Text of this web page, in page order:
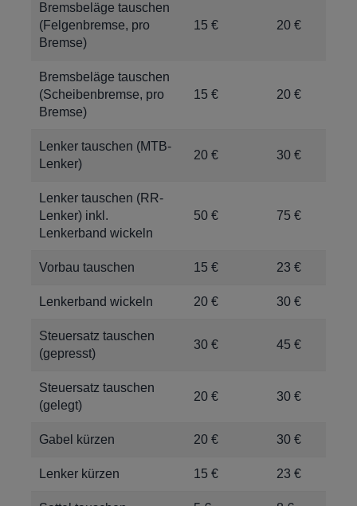
Bremsbeläge tauschen
(Felgenbremse, pro
Bremse)
15 € 20 €
Bremsbeläge tauschen
(Scheibenbremse, pro
Bremse)
15 € 20 €
Lenker tauschen (MTB-
Lenker)
20 € 30 €
Lenker tauschen (RR-
Lenker) inkl.
Lenkerband wickeln
50 € 75 €
Vorbau tauschen 15 € 23 €
Lenkerband wickeln 20 € 30 €
Steuersatz tauschen
(gepresst)
30 € 45 €
Steuersatz tauschen
(gelegt)
20 € 30 €
Gabel kürzen 20 € 30 €
Lenker kürzen 15 € 23 €